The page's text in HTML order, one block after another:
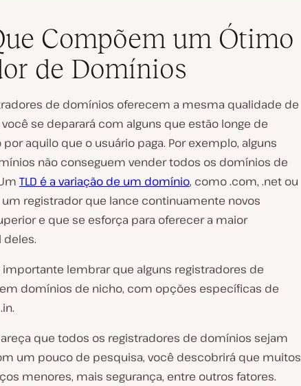
Compõem um Ótimo
de Domínios
de domínios oferecem a mesma qualidade de
você se deparará com alguns que estão longe de
aquilo que o usuário paga. Por exemplo, alguns
não conseguem vender todos os domínios de
TLD é a variação de um domínio, como .com, .net ou
registrador que lance continuamente novos
e que se esforça para oferecer a maior
deles.
lembrar que alguns registradores de
domínios de nicho, com opções específicas de
que todos os registradores de domínios sejam
um pouco de pesquisa, você descobrirá que muitos
menores, mais segurança, entre outros fatores.